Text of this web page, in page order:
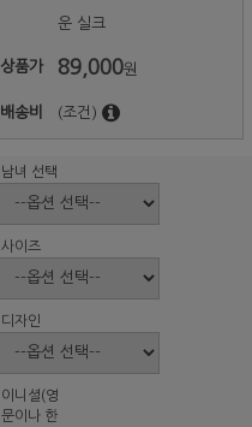
운 실크
상품가 89,000원
배송비 (조건)
남녀 선택
사이즈
디자인
이니셜(영
문이나 한